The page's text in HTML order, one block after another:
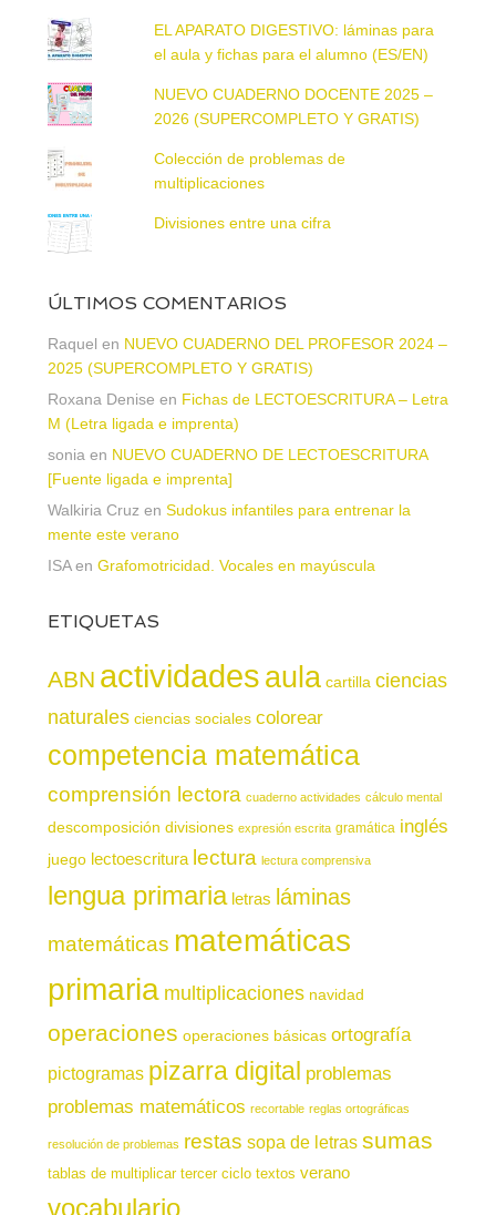
EL APARATO DIGESTIVO: láminas para
el aula y fichas para el alumno (ES/EN)
NUEVO CUADERNO DOCENTE 2025 –
2026 (SUPERCOMPLETO Y GRATIS)
Colección de problemas de
multiplicaciones
Divisiones entre una cifra
ÚLTIMOS COMENTARIOS
Raquel en NUEVO CUADERNO DEL PROFESOR 2024 –
2025 (SUPERCOMPLETO Y GRATIS)
Roxana Denise en Fichas de LECTOESCRITURA – Letra
M (Letra ligada e imprenta)
sonia en NUEVO CUADERNO DE LECTOESCRITURA
[Fuente ligada e imprenta]
Walkiria Cruz en Sudokus infantiles para entrenar la
mente este verano
ISAen Grafomotricidad. Vocales en mayúscula
ETIQUETAS
ABN actividadesaula cartilla ciencias
naturales ciencias sociales colorear
competencia matemática
comprensión lectora cuaderno actividades cálculo mental
descomposición divisiones expresión escrita gramática inglés
juego lectoescritura lectura lectura comprensiva
lengua primaria letras láminas
matemáticas matemáticas
primaria multiplicaciones navidad
operaciones operaciones básicas ortografía
pictogramas pizarra digital problemas
problemas matemáticos recortable reglas ortográficas
resolución de problemas restas sopa de letras sumas
tablas de multiplicar tercer ciclo textos verano
vocabulario